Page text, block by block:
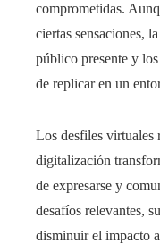
comprometidas.
ciertas sensaciones,
público presente y
de replicar en un
Los desfiles virtuales
digitalización
de expresarse y
desafíos relevantes,
disminuir el impacto